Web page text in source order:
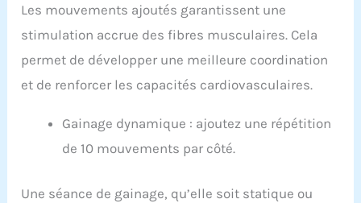
Les mouvements ajoutés garantissent une
stimulation accrue des fibres musculaires. Cela
permet de développer une meilleure coordination
et de renforcer les capacités cardiovasculaires.
Gainage dynamique : ajoutez une répétition
de 10 mouvements par côté.
Une séance de gainage, qu’elle soit statique ou